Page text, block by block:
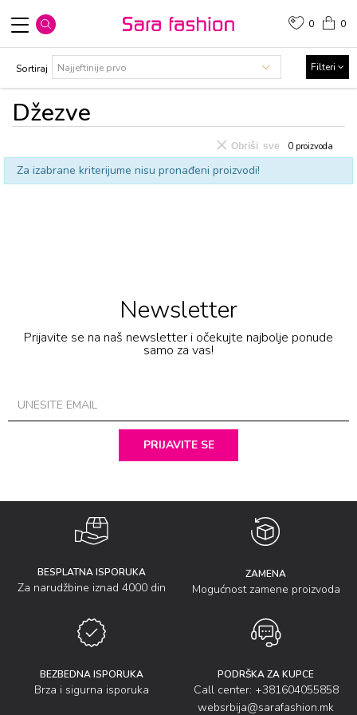
0
0
Džezve
Sortiraj Filteri
0 proizvoda
Obriši sve
Za izabrane kriterijume nisu pronađeni proizvodi!
Newsletter
Prijavite se na naš newsletter i očekujte najbolje ponude
samo za vas!
PRIJAVITE SE
BESPLATNA ISPORUKA
Za narudžbine iznad 4000 din
ZAMENA
Mogućnost zamene proizvoda
BEZBEDNA ISPORUKA
Brza i sigurna isporuka
PODRŠKA ZA KUPCE
Call center: +381604055858
websrbija@sarafashion.mk